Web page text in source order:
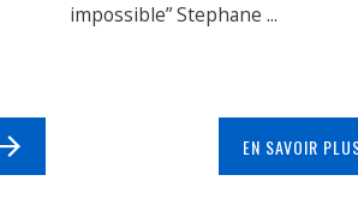
impossible” Stephane ...
EN SAVOIR